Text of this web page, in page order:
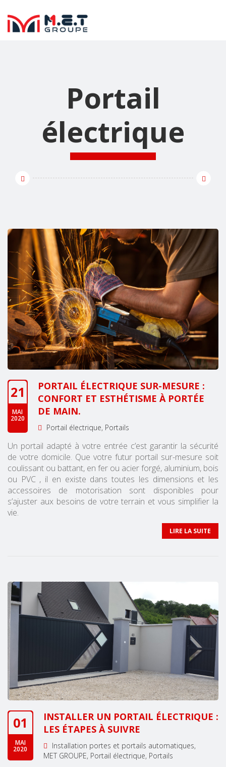
Portail
électrique
21
MAI
2020
PORTAIL ÉLECTRIQUE SUR-MESURE :
CONFORT ET ESTHÉTISME À PORTÉE
DE MAIN.
Portail électrique Portails
Un portail adapté à votre entrée c’est garantir la sécurité
de votre domicile. Que votre futur portail sur-mesure soit
coulissant ou battant, en fer ou acier forgé, aluminium, bois
ou PVC , il en existe dans toutes les dimensions et les
accessoires de motorisation sont disponibles pour
s’ajuster aux besoins de votre terrain et vous simplifier la
vie.
LIRE LA SUITE
01
MAI
2020
INSTALLER UN PORTAIL ÉLECTRIQUE :
LES ÉTAPES À SUIVRE
Installation portes et portails automatiques
MET GROUPE Portail électrique Portails